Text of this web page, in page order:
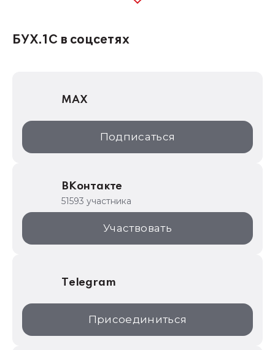
1С:Консалтинг
1С:Дистрибьюция
1С:Образование
ИТС.1C.ru
1С:Торговая площадка
БУХ.1С в соцсетях
MAX
Подписаться
ВКонтакте
51593 участника
Участвовать
Telegram
Присоединиться